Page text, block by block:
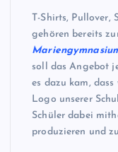
T-Shirts, Pullover,
gehören bereits
soll das Angebot
es dazu kam,
Logo unserer
Schüler dabei
produzieren und